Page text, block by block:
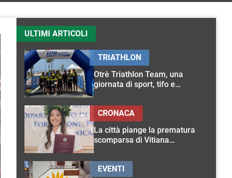
ULTIMI ARTICOLI
Otrè Triathlon Team, una
giornata di sport, tifo e
TRIATHLON
La città piange la prematura
scomparsa di Vitiana
CRONACA
EVENTI